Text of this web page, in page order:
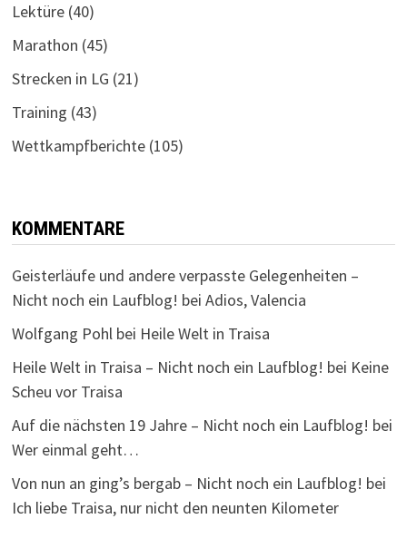
Lektüre(40)
Marathon (45)
Strecken in LG (21)
Training (43)
Wettkampfberichte(105)
KOMMENTARE
Geisterläufe und andere verpasste Gelegenheiten –
Nicht noch ein Laufblog! bei Adios, Valencia
Wolfgang Pohlbei Heile Welt in Traisa
Heile Welt in Traisa – Nicht noch ein Laufblog! bei Keine
Scheu vor Traisa
Auf die nächsten 19 Jahre – Nicht noch ein Laufblog! bei
Wer einmal geht…
Von nun an ging’s bergab – Nicht noch ein Laufblog! bei
Ich liebe Traisa, nur nicht den neunten Kilometer